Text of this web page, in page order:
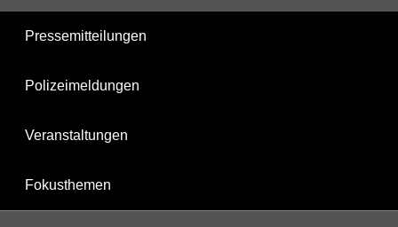
Pressemitteilungen
Polizeimeldungen
Veranstaltungen
Fokusthemen